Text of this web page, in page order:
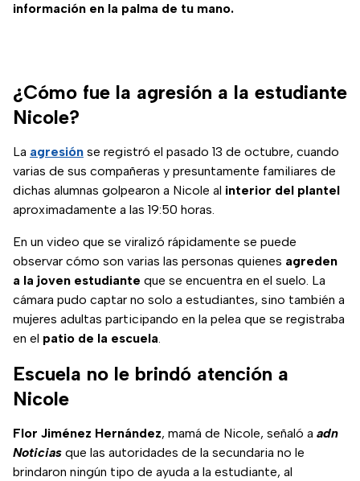
información en la palma de tu mano.
¿Cómo fue la agresión a la estudiante
Nicole?
La agresión se registró el pasado 13 de octubre, cuando
varias de sus compañeras y presuntamente familiares de
dichas alumnas golpearon a Nicole al interior del plantel
aproximadamente a las 19:50 horas.
En un video que se viralizó rápidamente se puede
observar cómo son varias las personas quienes agreden
a la joven estudiante que se encuentra en el suelo. La
cámara pudo captar no solo a estudiantes, sino también a
mujeres adultas participando en la pelea que se registraba
en el patio de la escuela.
Escuela no le brindó atención a
Nicole
Flor Jiménez Hernández, mamá de Nicole, señaló a adn
Noticias que las autoridades de la secundaria no le
brindaron ningún tipo de ayuda a la estudiante, al